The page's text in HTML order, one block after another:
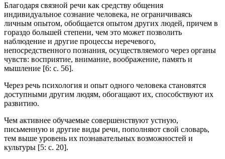
Благодаря связной речи как средству общения
индивидуальное сознание человека, не ограничиваясь
личным опытом, обобщается опытом других людей, причем в
гораздо большей степени, чем это может позволить
наблюдение и другие процессы неречевого,
непосредственного познания, осуществляемого через органы
чувств: восприятие, внимание, воображение, память и
мышление [6: c. 56].
Через речь психология и опыт одного человека становятся
доступными другим людям, обогащают их, способствуют их
развитию.
Чем активнее обучаемые совершенствуют устную,
письменную и другие виды речи, пополняют свой словарь,
тем выше уровень их познавательных возможностей и
культуры [5: c. 20].